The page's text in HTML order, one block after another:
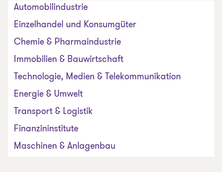
Automobilindustrie
Einzelhandel und Konsumgüter
Chemie & Pharmaindustrie
Immobilien & Bauwirtschaft
Technologie, Medien & Telekommunikation
Energie & Umwelt
Transport & Logistik
Finanzininstitute
Maschinen & Anlagenbau